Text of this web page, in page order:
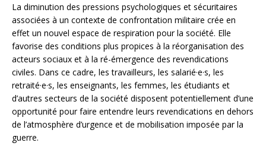
La diminution des pressions psychologiques et sécuritaires
associées à un contexte de confrontation militaire crée en
effet un nouvel espace de respiration pour la société. Elle
favorise des conditions plus propices à la réorganisation des
acteurs sociaux et à la ré-émergence des revendications
civiles. Dans ce cadre, les travailleurs, les salarié·e·s, les
retraité·e·s, les enseignants, les femmes, les étudiants et
d’autres secteurs de la société disposent potentiellement d’une
opportunité pour faire entendre leurs revendications en dehors
de l’atmosphère d’urgence et de mobilisation imposée par la
guerre.